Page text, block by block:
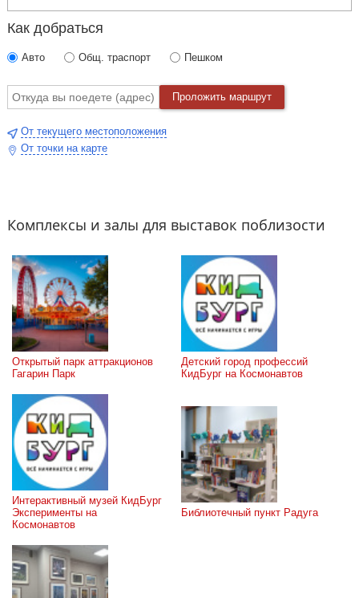
Как добраться
Авто Общ. траспорт Пешком
Проложить маршрут
От текущего местоположения
От точки на карте
Комплексы и залы для выставок поблизости
Открытый парк аттракционов
Гагарин Парк
Детский город профессий
КидБург на Космонавтов
Интерактивный музей КидБург
Эксперименты на
Космонавтов
Библиотечный пункт Радуга